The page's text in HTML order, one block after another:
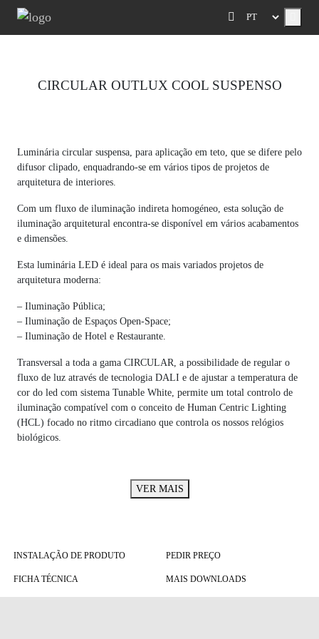
CIRCULAR OUTLUX COOL SUSPENSO
Luminária circular suspensa, para aplicação em teto, que se difere pelo
difusor clipado, enquadrando-se em vários tipos de projetos de
arquitetura de interiores.
Com um fluxo de iluminação indireta homogéneo, esta solução de
iluminação arquitetural encontra-se disponível em vários acabamentos
e dimensões.
Esta luminária LED é ideal para os mais variados projetos de
arquitetura moderna:
– Iluminação Pública;
– Iluminação de Espaços Open-Space;
– Iluminação de Hotel e Restaurante.
Transversal a toda a gama CIRCULAR, a possibilidade de regular o
fluxo de luz através de tecnologia DALI e de ajustar a temperatura de
cor do led com sistema Tunable White, permite um total controlo de
iluminação compatível com o conceito de Human Centric Lighting
(HCL) focado no ritmo circadiano que controla os nossos relógios
biológicos.
VER MAIS
INSTALAÇÃO DE PRODUTO PEDIR PREÇO
FICHA TÉCNICA MAIS DOWNLOADS